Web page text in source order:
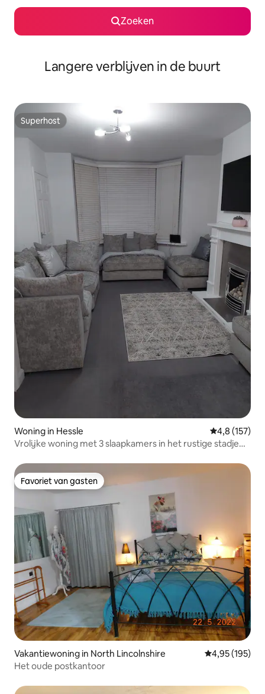
Zoeken
Langere verblijven in de buurt
Superhost
Superhost
Woning in Hessle Gemiddelde
4,8 (157)
Vrolijke woning met 3 slaapkamers in het rustige stadje
Favoriet van gasten
Favoriet van gasten
Vakantiewoning in North Lincolnshire Gemiddelde
4,95 (195)
Het oude postkantoor